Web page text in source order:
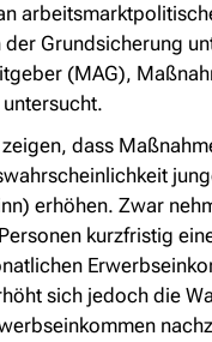
der Grundsicherung
(MAG),
dass
erhöhen. Zwar
kurzfristig
sich jedoch die